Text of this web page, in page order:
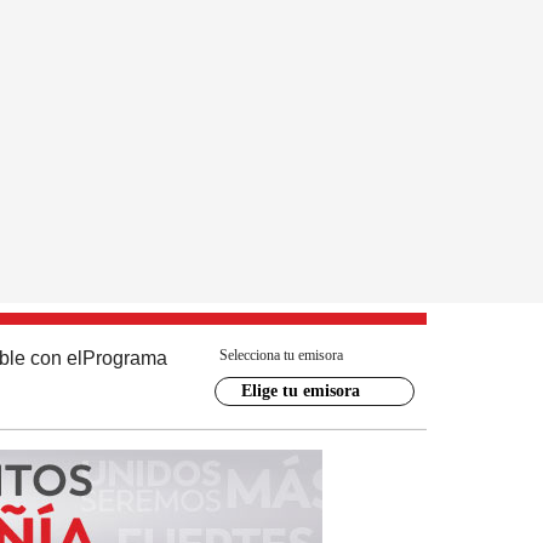
con el Programa Selecciona tu emisora
Elige tu emisora